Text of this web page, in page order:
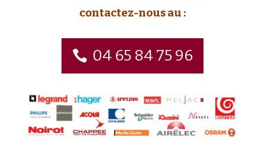
contactez-nous au :
04 65 84 75 96